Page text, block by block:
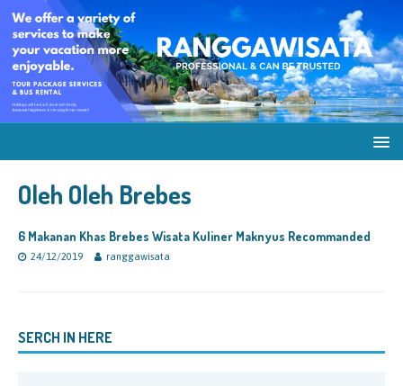
Oleh Oleh Brebes
6 Makanan Khas Brebes Wisata Kuliner Maknyus Recommanded
24/12/2019 ranggawisata
SERCH IN HERE